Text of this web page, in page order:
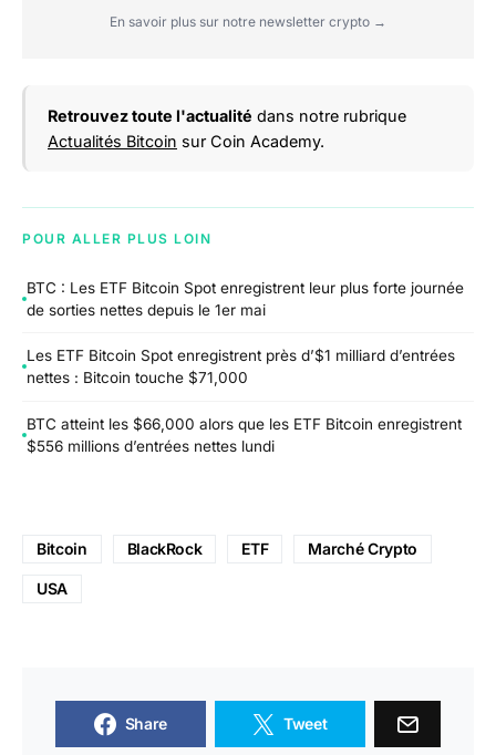
En savoir plus sur notre newsletter crypto →
Retrouvez toute l'actualité dans notre rubrique
Actualités Bitcoin sur Coin Academy.
POUR ALLER PLUS LOIN
BTC : Les ETF Bitcoin Spot enregistrent leur plus forte journée
de sorties nettes depuis le 1er mai
Les ETF Bitcoin Spot enregistrent près d’$1 milliard d’entrées
nettes : Bitcoin touche $71,000
BTC atteint les $66,000 alors que les ETF Bitcoin enregistrent
$556 millions d’entrées nettes lundi
Bitcoin BlackRock ETF Marché Crypto
USA
Share Tweet